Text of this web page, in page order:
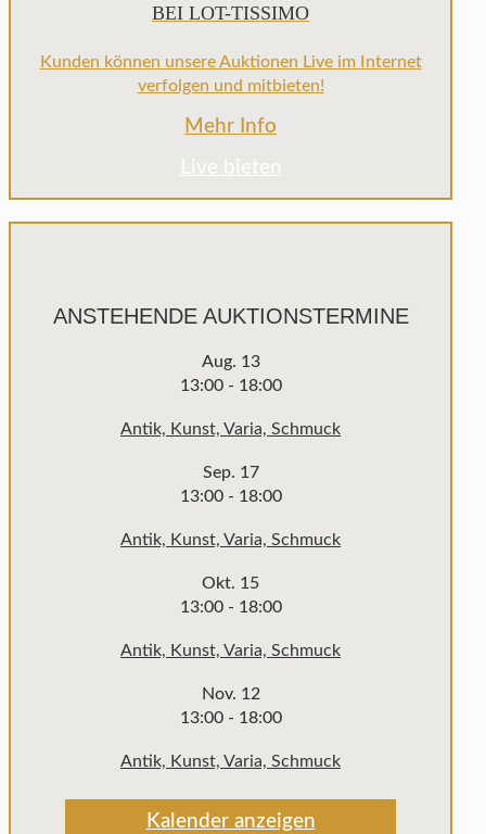
BEI LOT-TISSIMO
Kunden können unsere Auktionen Live im Internet
verfolgen und mitbieten!
Mehr Info
Live bieten
ANSTEHENDE AUKTIONSTERMINE
Aug. 13
13:00- 18:00
Antik, Kunst, Varia, Schmuck
Sep. 17
13:00- 18:00
Antik, Kunst, Varia, Schmuck
Okt. 15
13:00- 18:00
Antik, Kunst, Varia, Schmuck
Nov. 12
13:00- 18:00
Antik, Kunst, Varia, Schmuck
Kalender anzeigen